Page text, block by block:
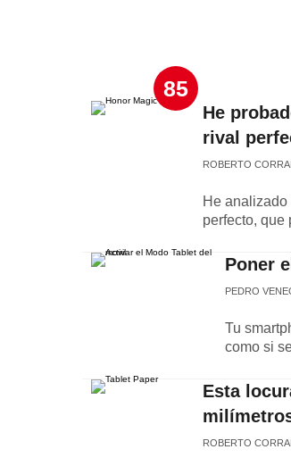
85
He
rival
ROBERTO
He
perfecto, que
Poner
PEDRO
Tu
como si
Esta
ROBERTO